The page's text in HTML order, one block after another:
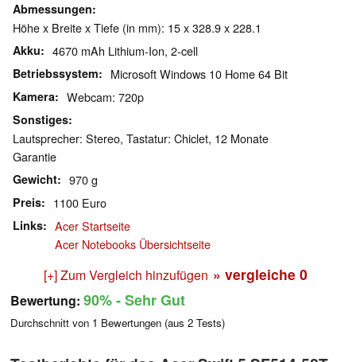
Abmessungen
Höhe x Breite x Tiefe (in mm): 15 x 328.9 x 228.1
Akku 4670 mAh Lithium-Ion, 2-cell
Betriebssystem Microsoft Windows 10 Home 64 Bit
Kamera Webcam: 720p
Sonstiges
Lautsprecher: Stereo, Tastatur: Chiclet, 12 Monate
Garantie
Gewicht 970 g
Preis 1100 Euro
Links
Acer Startseite
Acer Notebooks Übersichtseite
[+] Zum Vergleich hinzufügen » vergleiche 0
Bewertung: 90%- Sehr Gut
Durchschnitt von 1 Bewertungen (aus 2 Tests)